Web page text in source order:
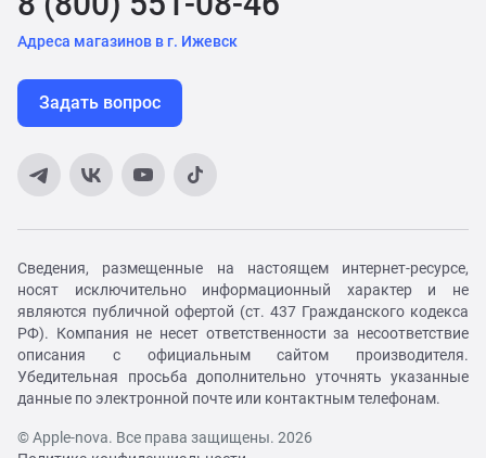
Адреса магазинов в г. Ижевск
Задать вопрос
Сведения, размещенные на настоящем интернет-ресурсе,
носят исключительно информационный характер и не
являются публичной офертой (ст. 437 Гражданского кодекса
РФ). Компания не несет ответственности за несоответствие
описания с официальным сайтом производителя.
Убедительная просьба дополнительно уточнять указанные
данные по электронной почте или контактным телефонам.
© Apple-nova. Все права защищены. 2026